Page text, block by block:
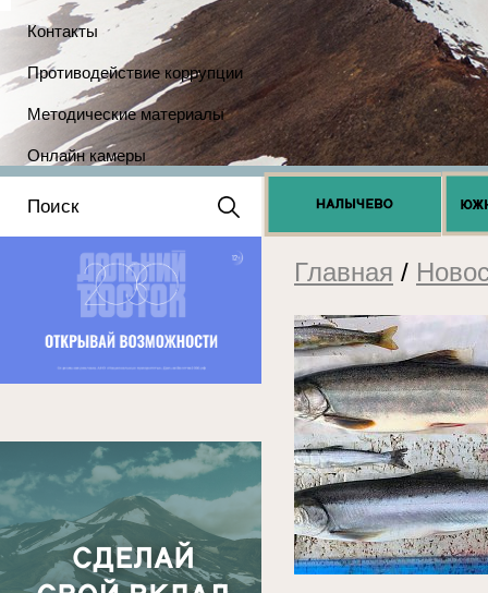
Контакты
Противодействие коррупции
Методические материалы
Онлайн камеры
Положение о выдаче
разрешений 2025
Главная /